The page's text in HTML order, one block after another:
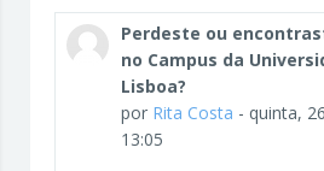
Perdeste ou
no Campus da
Lisboa?
por Rita Costa - quinta,
13:05